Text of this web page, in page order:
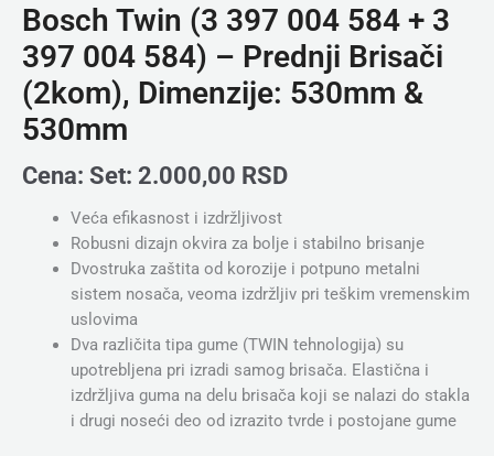
Bosch Twin (3 397 004 584 + 3
397 004 584) – Prednji Brisači
(2kom), Dimenzije: 530mm &
530mm
Cena: Set: 2.000,00 RSD
Veća efikasnost i izdržljivost
Robusni dizajn okvira za bolje i stabilno brisanje
Dvostruka zaštita od korozije i potpuno metalni
sistem nosača, veoma izdržljiv pri teškim vremenskim
uslovima
Dva različita tipa gume (TWIN tehnologija) su
upotrebljena pri izradi samog brisača. Elastična i
izdržljiva guma na delu brisača koji se nalazi do stakla
i drugi noseći deo od izrazito tvrde i postojane gume